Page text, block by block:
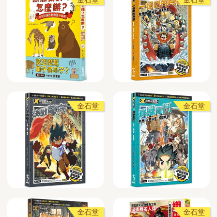
金石堂 金石堂
金石堂 金石堂